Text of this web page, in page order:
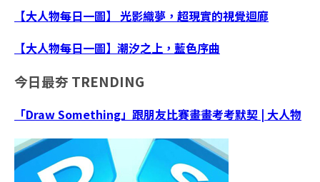
【大人物每日一圖】 光影織夢，超現實的視覺迴廊
【大人物每日一圖】潮汐之上，藍色序曲
今日最夯 TRENDING
「Draw Something」跟朋友比賽畫畫考考默契 | 大人物